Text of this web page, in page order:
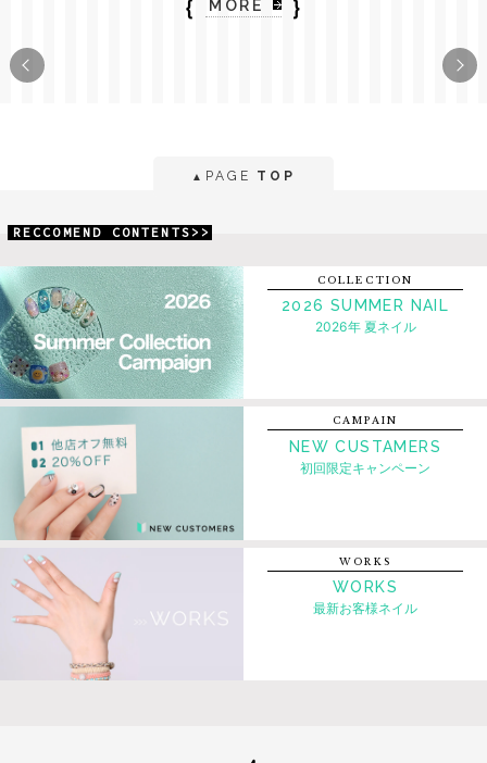
｛ MORE ｝
▲ PAGE TOP
RECCOMEND CONTENTS>>
COLLECTION
2026 SUMMER NAIL
2026年 夏ネイル
CAMPAIN
NEW CUSTAMERS
初回限定キャンペーン
WORKS
WORKS
最新お客様ネイル